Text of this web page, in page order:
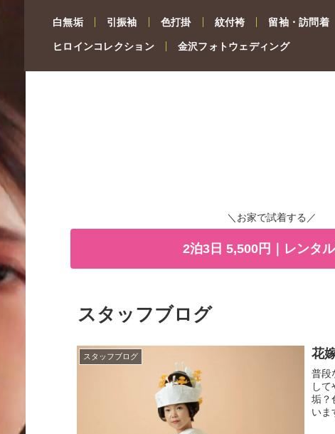
白無垢 引振袖 色打掛 紋付袴 留袖・訪問着
ヒロインコレクション 金沢フォトウェディング
＼お家で試着する／
2泊3日 5,500円｜レンタ
スタッフブログ
スタッフブログ 花
普段
し
垢？
いま